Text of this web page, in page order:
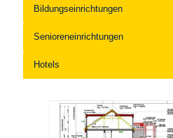
Bildungseinrichtungen
Senioreneinrichtungen
Hotels